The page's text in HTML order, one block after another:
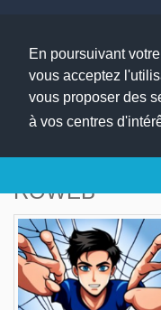
En poursuivant
vous acceptez
vous proposer des
à vos centres
ROWEB